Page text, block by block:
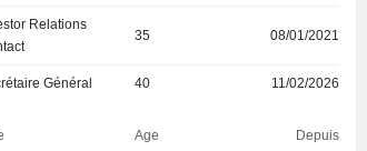
Relations
35 08/01/2021
Général 40 11/02/2026
Age Depuis